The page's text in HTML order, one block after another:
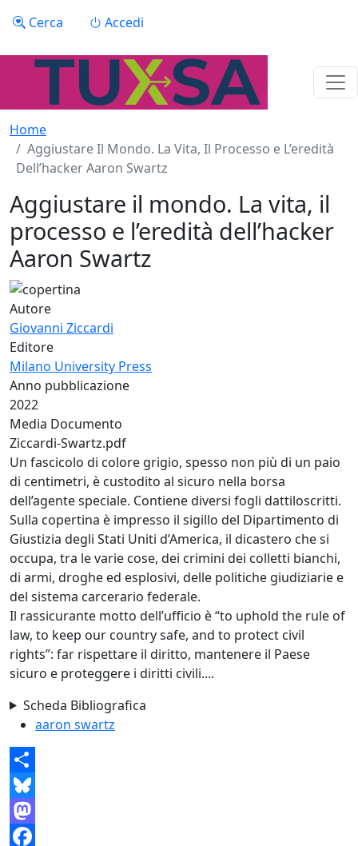
Menu profilo utente
Cerca Accedi
Home
Aggiustare Il Mondo. La Vita, Il Processo e L’eredità
Dell’hacker Aaron Swartz
Aggiustare il mondo. La vita, il
processo e l’eredità dell’hacker
Aaron Swartz
Autore
Giovanni Ziccardi
Editore
Milano University Press
Anno pubblicazione
2022
Media Documento
Ziccardi-Swartz.pdf
Un fascicolo di colore grigio, spesso non più di un paio
di centimetri, è custodito al sicuro nella borsa
dell’agente speciale. Contiene diversi fogli dattiloscritti.
Sulla copertina è impresso il sigillo del Dipartimento di
Giustizia degli Stati Uniti d’America, il dicastero che si
occupa, tra le varie cose, dei crimini dei colletti bianchi,
di armi, droghe ed esplosivi, delle politiche giudiziarie e
del sistema carcerario federale.
Il rassicurante motto dell’ufficio è “to uphold the rule of
law, to keep our country safe, and to protect civil
rights”: far rispettare il diritto, mantenere il Paese
sicuro e proteggere i diritti civili....
Scheda Bibliografica
aaron swartz
Share
Bluesky
Mastodon